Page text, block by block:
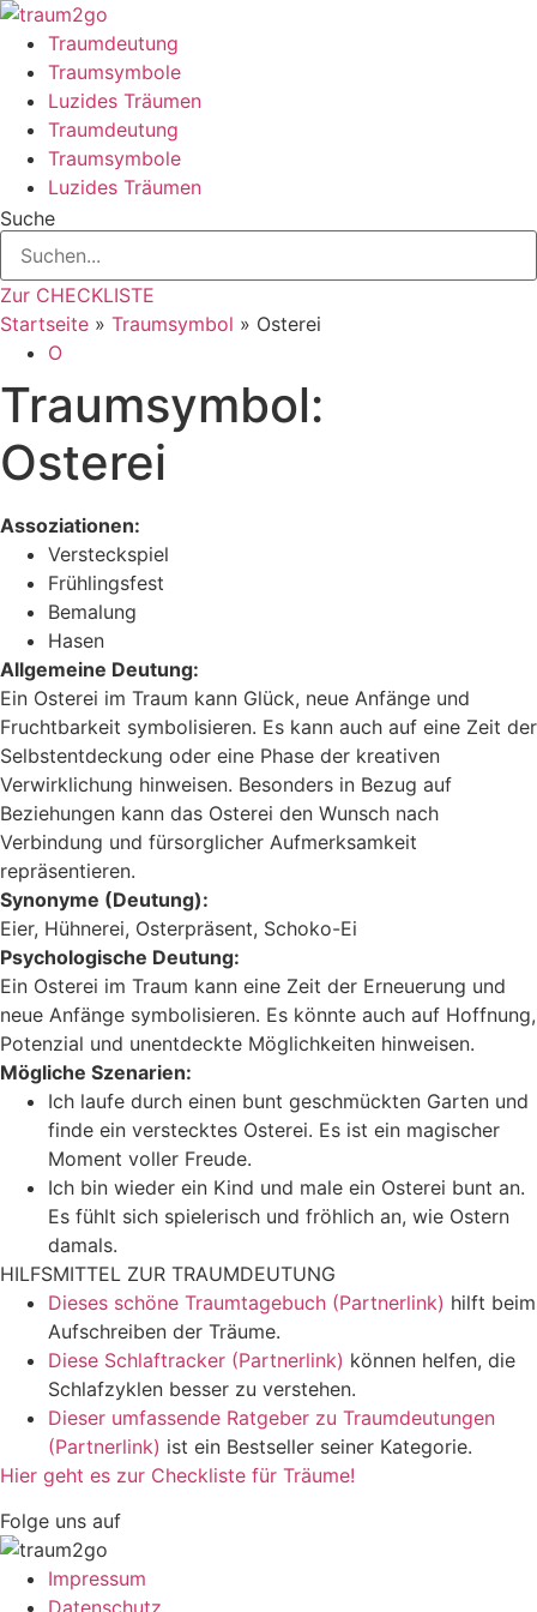
Zum
Inhalt
springen
Traumdeutung
Traumsymbole
Luzides Träumen
Traumdeutung
Traumsymbole
Luzides Träumen
Suche
Zur CHECKLISTE
Startseite » Traumsymbol » Osterei
O
Traumsymbol:
Osterei
Assoziationen:
Versteckspiel
Frühlingsfest
Bemalung
Hasen
Allgemeine Deutung:
Ein Osterei im Traum kann Glück, neue Anfänge und
Fruchtbarkeit symbolisieren. Es kann auch auf eine Zeit der
Selbstentdeckung oder eine Phase der kreativen
Verwirklichung hinweisen. Besonders in Bezug auf
Beziehungen kann das Osterei den Wunsch nach
Verbindung und fürsorglicher Aufmerksamkeit
repräsentieren.
Synonyme (Deutung):
Eier, Hühnerei, Osterpräsent, Schoko-Ei
Psychologische Deutung:
Ein Osterei im Traum kann eine Zeit der Erneuerung und
neue Anfänge symbolisieren. Es könnte auch auf Hoffnung,
Potenzial und unentdeckte Möglichkeiten hinweisen.
Mögliche Szenarien:
Ich laufe durch einen bunt geschmückten Garten und
finde ein verstecktes Osterei. Es ist ein magischer
Moment voller Freude.
Ich bin wieder ein Kind und male ein Osterei bunt an.
Es fühlt sich spielerisch und fröhlich an, wie Ostern
damals.
HILFSMITTEL ZUR TRAUMDEUTUNG
Dieses schöne Traumtagebuch (Partnerlink) hilft beim
Aufschreiben der Träume.
Diese Schlaftracker (Partnerlink) können helfen, die
Schlafzyklen besser zu verstehen.
Dieser umfassende Ratgeber zu Traumdeutungen
(Partnerlink) ist ein Bestseller seiner Kategorie.
Hier geht es zur Checkliste für Träume!
Folge uns auf
Impressum